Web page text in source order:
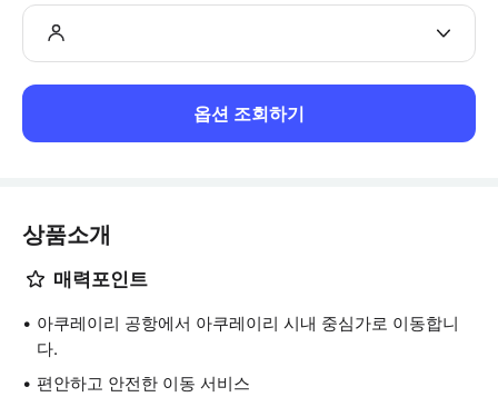
옵션 조회하기
상품소개
매력포인트
아쿠레이리 공항에서 아쿠레이리 시내 중심가로 이동합니
다.
편안하고 안전한 이동 서비스